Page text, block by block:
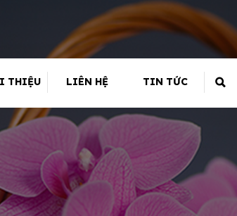
THIỆU LIÊN HỆ TIN TỨC